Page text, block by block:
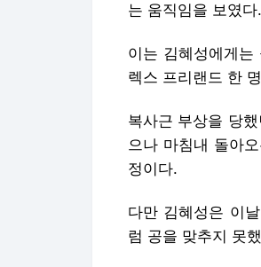
는 움직임을 보였다.
이는 김혜성에게
렉스 프리랜드 한
복사근 부상을 당
으나 마침내 돌아
정이다.
다만 김혜성은 이
럼 공을 맞추지 못